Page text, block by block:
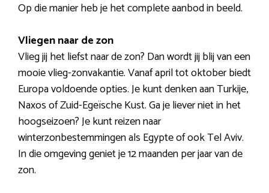
Op die manier heb je het complete aanbod in beeld.
Vliegen naar de zon
Vlieg jij het liefst naar de zon? Dan wordt jij blij van een
mooie vlieg-zonvakantie. Vanaf april tot oktober biedt
Europa voldoende opties. Je kunt denken aan Turkije,
Naxos of Zuid-Egeïsche Kust. Ga je liever niet in het
hoogseizoen? Je kunt reizen naar
winterzonbestemmingen als Egypte of ook Tel Aviv.
In die omgeving geniet je 12 maanden per jaar van de
zon.